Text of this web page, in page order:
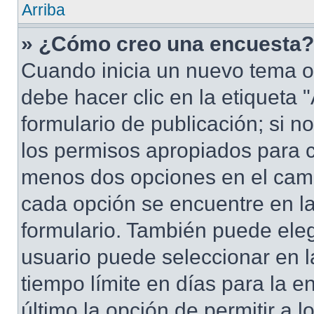
Arriba
» ¿Cómo creo una encuesta?
Cuando inicia un nuevo tema
debe hacer clic en la etiqueta
formulario de publicación; si
los permisos apropiados para
menos dos opciones en el
cada opción se encuentre en
formulario. También puede
usuario puede seleccionar en
tiempo límite en días para la